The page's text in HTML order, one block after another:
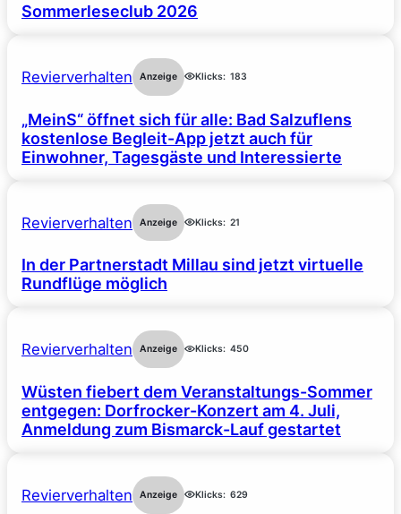
Sommerleseclub 2026
Revierverhalten Anzeige Klicks: 183
„MeinS“ öffnet sich für alle: Bad Salzuflens
kostenlose Begleit-App jetzt auch für
Einwohner, Tagesgäste und Interessierte
Revierverhalten Anzeige Klicks: 21
In der Partnerstadt Millau sind jetzt virtuelle
Rundflüge möglich
Revierverhalten Anzeige Klicks: 450
Wüsten fiebert dem Veranstaltungs-Sommer
entgegen: Dorfrocker-Konzert am 4. Juli,
Anmeldung zum Bismarck-Lauf gestartet
Revierverhalten Anzeige Klicks: 629